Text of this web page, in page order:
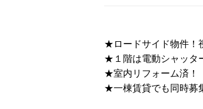
★ロードサイド物件！
★１階は電動シャッ
★室内リフォーム済！
★一棟賃貸でも同時募